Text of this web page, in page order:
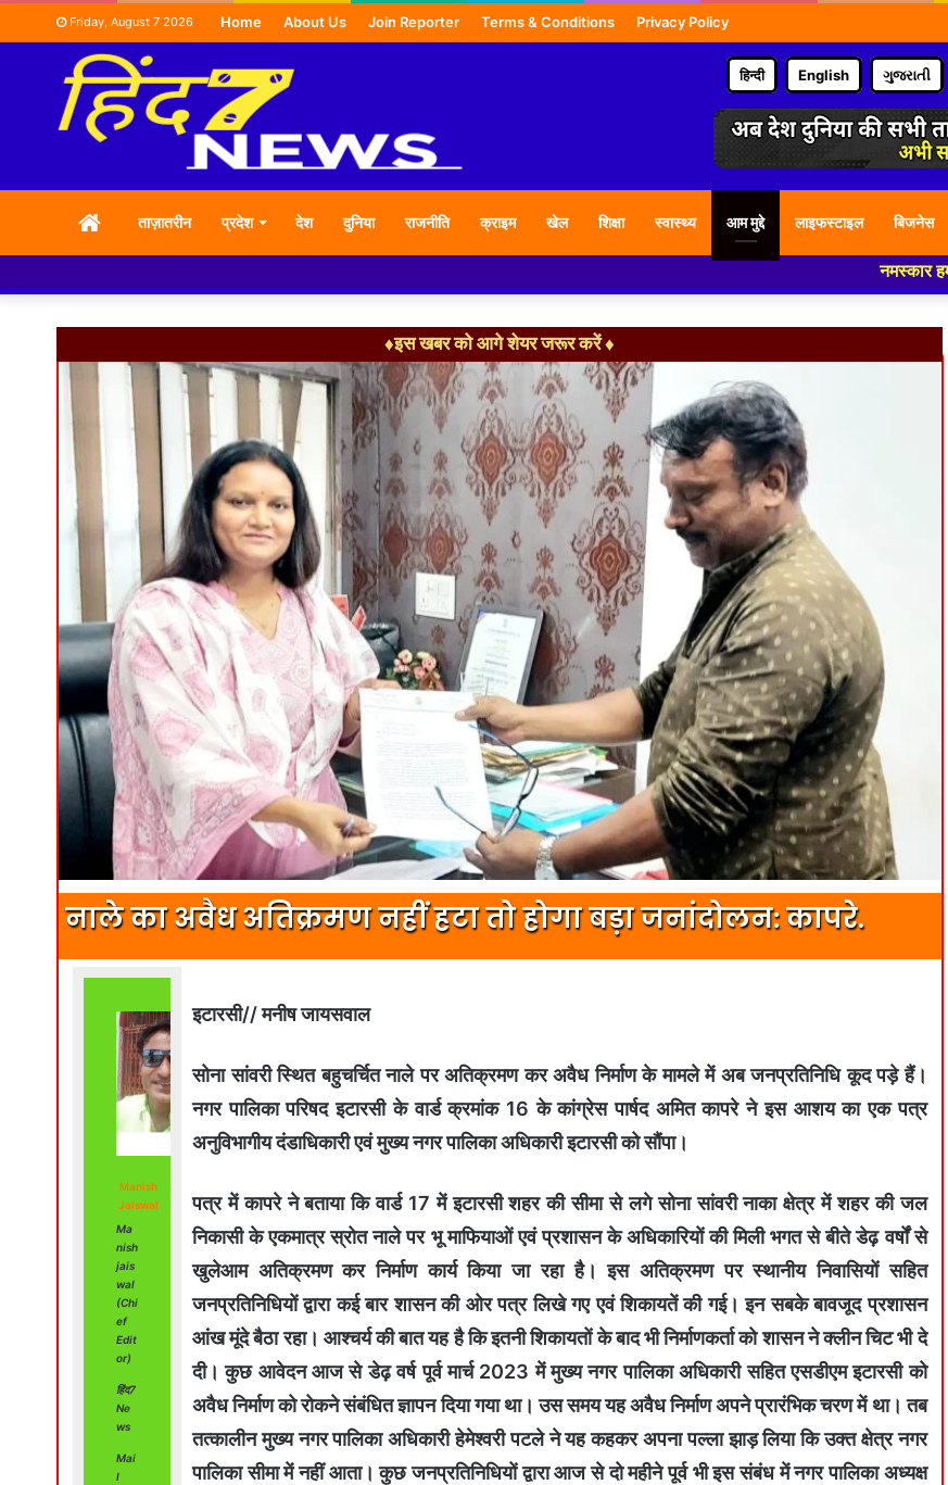
Friday, August 7 2026 Home About Us Join Reporter Terms & Conditions Privacy Policy
हिन्दी English ગુજરાતી
HOMEताज़ातरीन प्रदेश देश दुनिया राजनीति क्राइम खेल शिक्षा स्वास्थ्य आम मुद्दे लाइफस्टाइल बिजनेस
नमस्कार हमारे न्यूज
♦इस खबर को आगे शेयर जरूर करें ♦
नाले का अवैध अतिक्रमण नहीं हटा तो होगा बड़ा जनांदोलन: कापरे.
Manish
Jaiswal
Ma
nish
jais
wal
(Chi
ef
Edit
or)
हिंद7
Ne
ws
Mai
l
इटारसी// मनीष जायसवाल
सोना सांवरी स्थित बहुचर्चित नाले पर अतिक्रमण कर अवैध निर्माण के मामले में अब जनप्रतिनिधि कूद पड़े हैं।
नगर पालिका परिषद इटारसी के वार्ड क्रमांक 16 के कांग्रेस पार्षद अमित कापरे ने इस आशय का एक पत्र
अनुविभागीय दंडाधिकारी एवं मुख्य नगर पालिका अधिकारी इटारसी को सौंपा।
पत्र में कापरे ने बताया कि वार्ड 17 में इटारसी शहर की सीमा से लगे सोना सांवरी नाका क्षेत्र में शहर की जल
निकासी के एकमात्र स्रोत नाले पर भू माफियाओं एवं प्रशासन के अधिकारियों की मिली भगत से बीते डेढ़ वर्षों से
खुलेआम अतिक्रमण कर निर्माण कार्य किया जा रहा है। इस अतिक्रमण पर स्थानीय निवासियों सहित
जनप्रतिनिधियों द्वारा कई बार शासन की ओर पत्र लिखे गए एवं शिकायतें की गई। इन सबके बावजूद प्रशासन
आंख मूंदे बैठा रहा। आश्चर्य की बात यह है कि इतनी शिकायतों के बाद भी निर्माणकर्ता को शासन ने क्लीन चिट भी दे
दी। कुछ आवेदन आज से डेढ़ वर्ष पूर्व मार्च 2023 में मुख्य नगर पालिका अधिकारी सहित एसडीएम इटारसी को
अवैध निर्माण को रोकने संबंधित ज्ञापन दिया गया था। उस समय यह अवैध निर्माण अपने प्रारंभिक चरण में था। तब
तत्कालीन मुख्य नगर पालिका अधिकारी हेमेश्वरी पटले ने यह कहकर अपना पल्ला झाड़ लिया कि उक्त क्षेत्र नगर
पालिका सीमा में नहीं आता। कुछ जनप्रतिनिधियों द्वारा आज से दो महीने पूर्व भी इस संबंध में नगर पालिका अध्यक्ष